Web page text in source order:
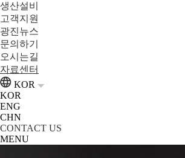
생산설비
고객지원
광진뉴스
문의하기
오시는길
자료센터
KOR
KOR
ENG
CHN
CONTACT US
MENU